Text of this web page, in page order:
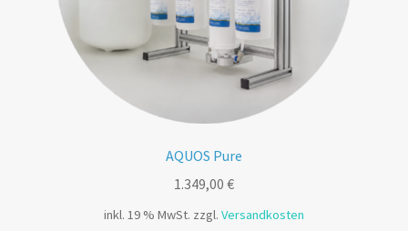
AQUOS Pure
1.349,00 €
inkl. 19 % MwSt. zzgl. Versandkosten